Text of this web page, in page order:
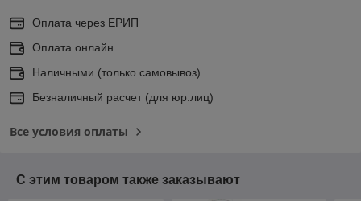
Оплата через ЕРИП
Оплата онлайн
Наличными (только самовывоз)
Безналичный расчет (для юр.лиц)
Все условия оплаты
С этим товаром также заказывают